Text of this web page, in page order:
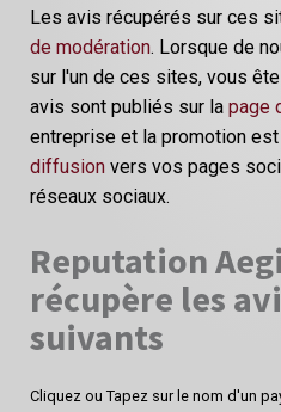
Les avis récupérés sur ces
de modération. Lorsque de
sur l'un de ces sites, vous
avis sont publiés sur la page
entreprise et la promotion
diffusion vers vos pages
réseaux sociaux.
Reputation
récupère les
suivants
Cliquez ou Tapez sur le nom d'un